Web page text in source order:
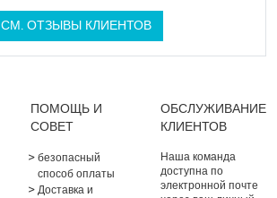
СМ. ОТЗЫВЫ КЛИЕНТОВ
ПОМОЩЬ И
СОВЕТ
безопасный
способ оплаты
Доставка и
ОБСЛУЖИВАНИЕ
КЛИЕНТОВ
Наша команда
доступна по
электронной почте